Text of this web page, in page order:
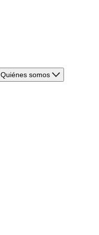
Quiénes somos